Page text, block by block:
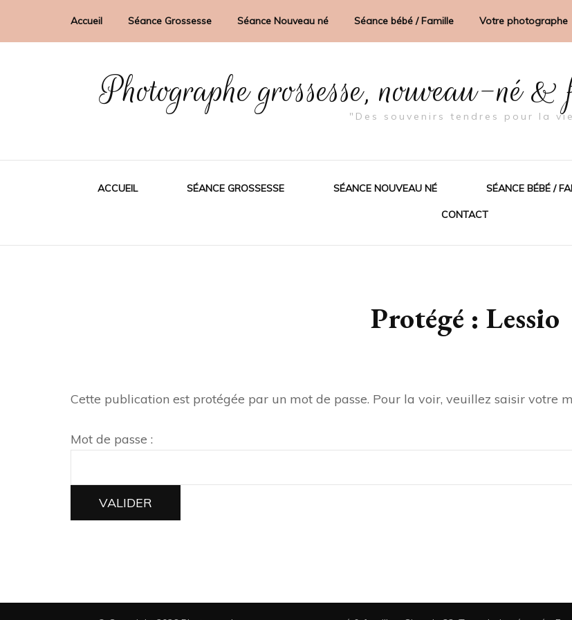
Accueil Séance Grossesse Séance Nouveau né Séance bébé / Famille Votre photographe
Photographe grossesse, nouveau-né
"Des souvenirs tendres pour la
ACCUEIL SÉANCE GROSSESSE SÉANCE NOUVEAU NÉ SÉANCE BÉBÉ /
CONTACT
Protégé : Lessio
Cette publication est protégée par un mot de passe. Pour la voir, veuillez saisir votre
Mot de passe :